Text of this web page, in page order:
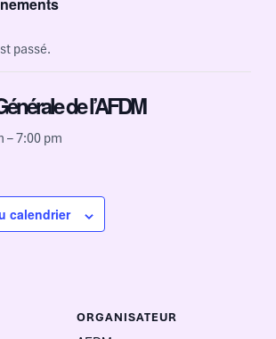
passé.
de l’AFDM
–7:00 pm
calendrier
ORGANISATEUR